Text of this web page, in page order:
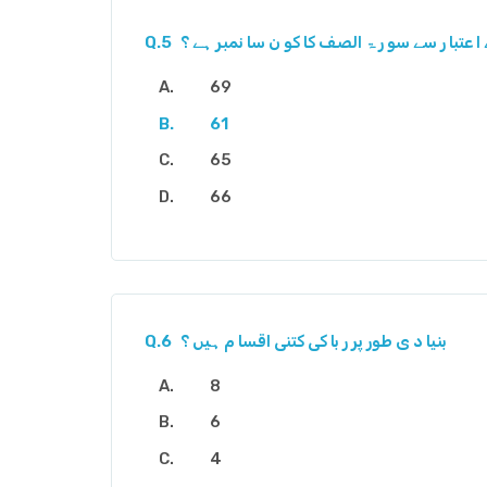
Q.5 ا عتبا ر سے سو ر ۃ الصف کا کو ن سا نمبر ہے ؟
69
61
65
66
Q.6 بنیا د ی طور پر ر با کی کتنی اقسا م ہیں ؟
8
6
4